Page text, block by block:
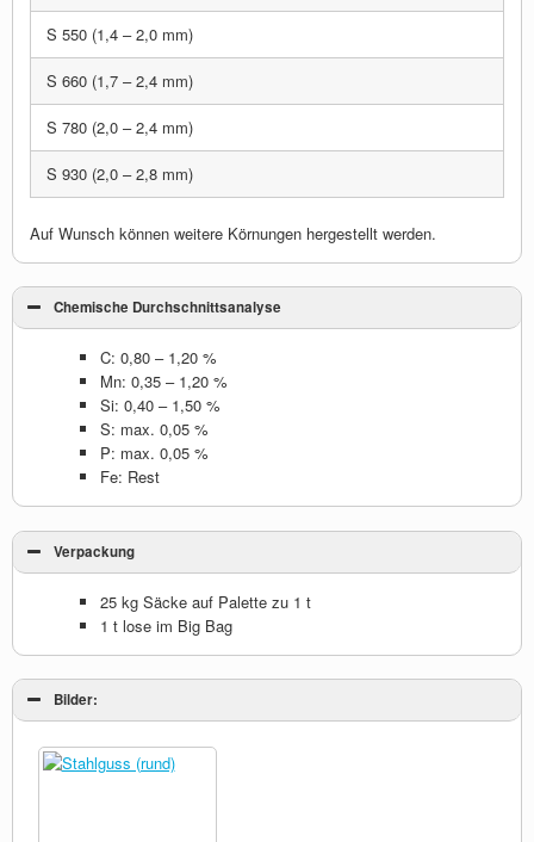
S 550 (1,4 – 2,0 mm)
S 660 (1,7 – 2,4 mm)
S 780 (2,0 – 2,4 mm)
S 930 (2,0 – 2,8 mm)
Auf Wunsch können weitere Körnungen hergestellt werden.
Chemische Durchschnittsanalyse
C: 0,80 – 1,20 %
Mn: 0,35 – 1,20 %
Si: 0,40 – 1,50 %
S: max. 0,05 %
P: max. 0,05 %
Fe: Rest
Verpackung
25 kg Säcke auf Palette zu 1 t
1 t lose im Big Bag
Bilder: